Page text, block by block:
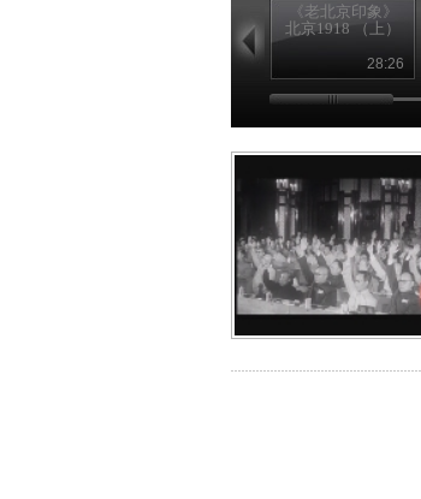
《老北京印象》
北京1918 （上）
28:26